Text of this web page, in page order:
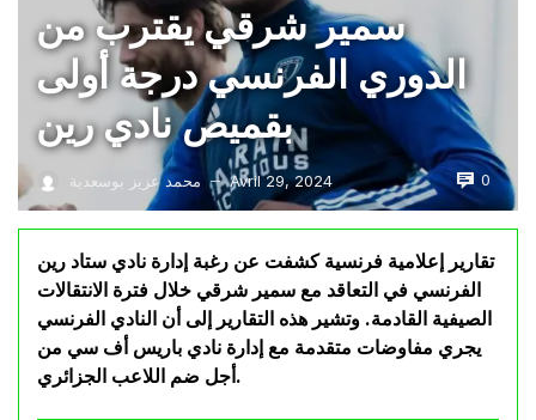
سمير شرقي يقترب من
الدوري الفرنسي درجة أولى
بقميص نادي رين
محمد عزيز بوسعدية — Avril 29, 2024 0
تقارير إعلامية فرنسية كشفت عن رغبة إدارة نادي ستاد رين
الفرنسي في التعاقد مع سمير شرقي خلال فترة الانتقالات
الصيفية القادمة. وتشير هذه التقارير إلى أن النادي الفرنسي
يجري مفاوضات متقدمة مع إدارة نادي باريس أف سي من
أجل ضم اللاعب الجزائري.